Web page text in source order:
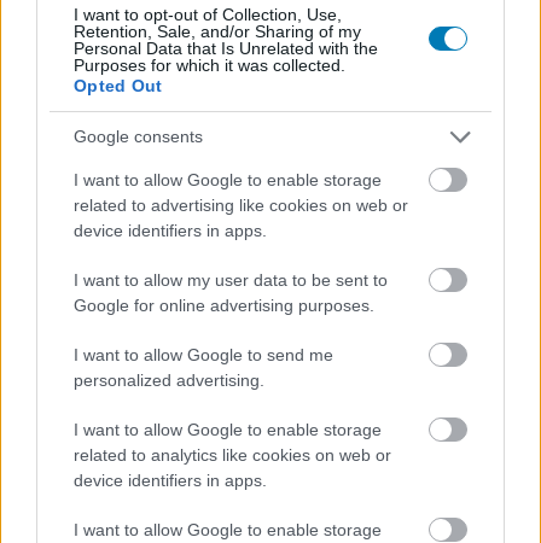
I want to opt-out of Collection, Use,
Retention, Sale, and/or Sharing of my
Personal Data that Is Unrelated with the
Purposes for which it was collected.
Opted Out
Google consents
I want to allow Google to enable storage
related to advertising like cookies on web or
device identifiers in apps.
I want to allow my user data to be sent to
Google for online advertising purposes.
I want to allow Google to send me
personalized advertising.
I want to allow Google to enable storage
related to analytics like cookies on web or
device identifiers in apps.
I want to allow Google to enable storage
32. Zamorano kicsit későn tette be és nem is volt jó.
(Gundel)
33. Zidane eltéveszthetetlen stílusban kezeli a labdát.
Hoppá, most látom ez nem is Zidane (Knézy)
34. és igen, itt jön a magyar zászló! A felső szín piros, a
középső fehér, az alsót nem látom. (Knézy az olimpián)
35. Belemártja a vízbe, mint német turista a virslit a
Balatonon. (Hajdú B.)
37. Kobaljov megvárja, míg ki áll a pattogás a labdából.
(Gulyás)
38. Négyes pályán a jónevű görög: Szteliosz Bizb**z.
(Fülöp)
40. Hátulról, ahogy a férje szokta. (Vitár a Bjelova-Bjelov
röplabdaházaspár nőtagjáról)
szomorúak. (Palik egy boxtűzről)